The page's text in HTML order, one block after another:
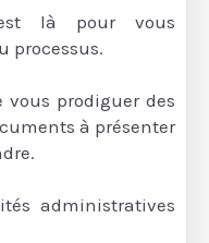
là pour vous
processus.
vous prodiguer des
à présenter
administratives